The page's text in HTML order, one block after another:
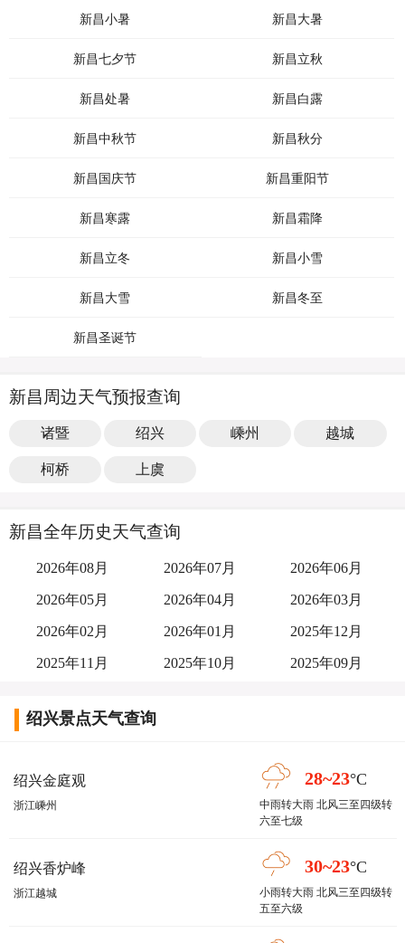
新昌小暑 新昌大暑
新昌七夕节 新昌立秋
新昌处暑 新昌白露
新昌中秋节 新昌秋分
新昌国庆节 新昌重阳节
新昌寒露 新昌霜降
新昌立冬 新昌小雪
新昌大雪 新昌冬至
新昌圣诞节
新昌周边天气预报查询
诸暨 绍兴 嵊州 越城
柯桥 上虞
新昌全年历史天气查询
2026年08月 2026年07月 2026年06月
2026年05月 2026年04月 2026年03月
2026年02月 2026年01月 2025年12月
2025年11月 2025年10月 2025年09月
绍兴景点天气查询
绍兴金庭观
浙江嵊州
28~23°C
中雨转大雨 北风三至四级转
六至七级
绍兴香炉峰
浙江越城
30~23°C
小雨转大雨 北风三至四级转
五至六级